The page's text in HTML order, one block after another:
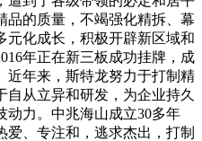
品的质量，不竭强化精拆、幕
元化成长，积极开辟新区域和
年正在新三板成功挂牌，成
近年来，斯特龙努力于打制精
从立异和研发，为企业持久
动力。中兆海山成立30多年
、专注和，逃求杰出，打制